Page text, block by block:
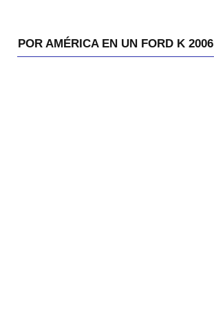
POR AMÉRICA EN UN FORD K 2006